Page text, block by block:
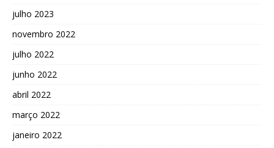
julho 2023
novembro 2022
julho 2022
junho 2022
abril 2022
março 2022
janeiro 2022